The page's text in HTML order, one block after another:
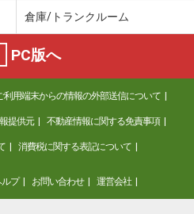
倉庫/トランクルーム
PC版へ
利用端末からの情報の外部送信について
提供元 不動産情報に関する免責事項
消費税に関する表記について
プ お問い合わせ 運営会社